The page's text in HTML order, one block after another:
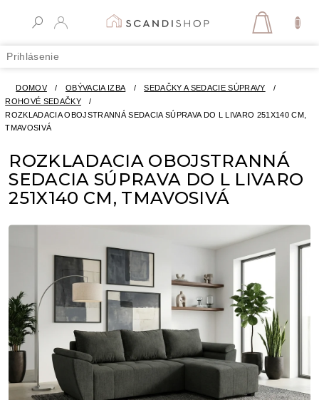
Prihlásenie
DOMOV / OBÝVACIA IZBA / SEDAČKY A SEDACIE SÚPRAVY
/
ROHOVÉ SEDAČKY
/
ROZKLADACIA OBOJSTRANNÁ SEDACIA SÚPRAVA DO L LIVARO 251X140 CM,
TMAVOSIVÁ
ROZKLADACIA OBOJSTRANNÁ
SEDACIA SÚPRAVA DO L LIVARO
251X140 CM, TMAVOSIVÁ